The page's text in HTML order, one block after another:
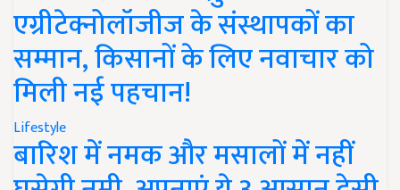
एग्रीटेक्नोलॉजीज के संस्थापकों का
सम्मान, किसानों के लिए नवाचार को
मिली नई पहचान!
Lifestyle
बारिश में नमक और मसालों में नहीं